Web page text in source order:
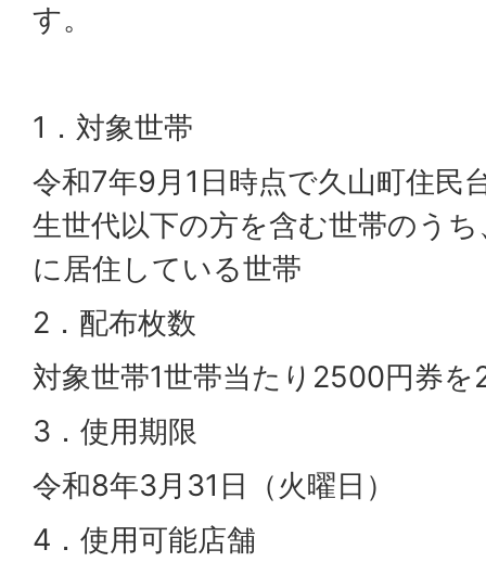
す。
1．対象世帯
令和7年9月1日時点で久山町住民
生世代以下の方を含む世帯のう
に居住している世帯
2．配布枚数
対象世帯1世帯当たり2500円券を
3．使用期限
令和8年3月31日（火曜日）
4．使用可能店舗